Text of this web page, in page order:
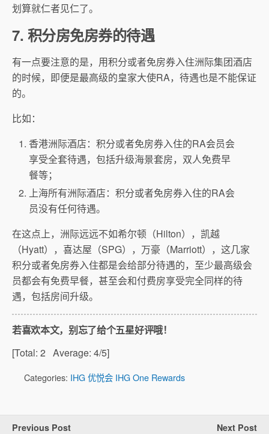
划算就仁者见仁了。
7. 积分房免房券的待遇
有一点要注意的是，用积分或者免房券入住洲际集团酒店
的时候，即便是最高级的皇家大使RA，待遇也是不能保证
的。
比如：
香港洲际酒店：积分或者免房券入住的RA会员会
享受全套待遇，包括升级海景套房，双人免费早
餐等；
上海所有洲际酒店：积分或者免房券入住的RA会
员没有任何待遇。
在这点上，洲际远远不如希尔顿（Hilton），凯越
（Hyatt），喜达屋（SPG），万豪（Marriott），这几家
积分或者免房券入住都是会给部分待遇的，至少最高级会
员都会有免费早餐，甚至会和付费房享受完全同样的待
遇，包括房间升级。
若喜欢本文，别忘了给个五星好评哦！
[Total: 2 Average: 4/5]
Categories: IHG 优悦会 IHG One Rewards
Previous Post Next Post